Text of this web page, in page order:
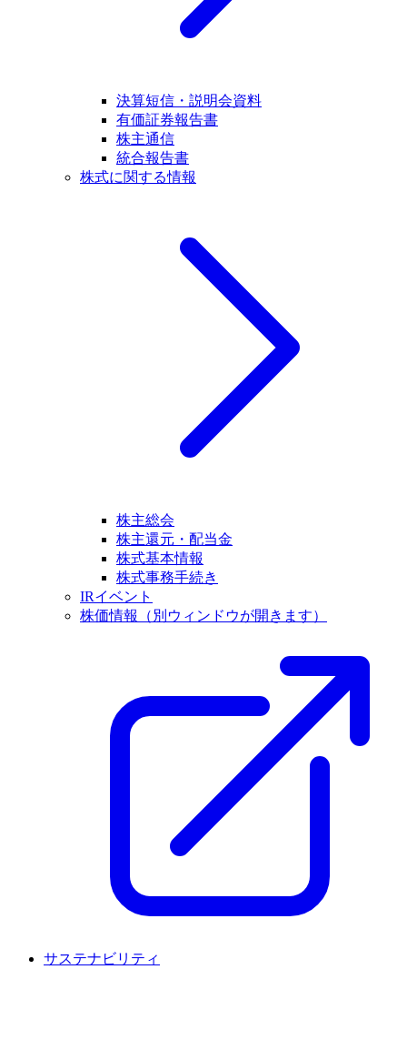
決算短信・説明会資料
有価証券報告書
株主通信
統合報告書
株式に関する情報
株主総会
株主還元・配当金
株式基本情報
株式事務手続き
IRイベント
株価情報
（別ウィンドウが開きます）
サステナビリティ